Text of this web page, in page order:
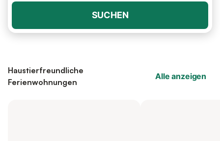
SUCHEN
Haustierfreundliche
Ferienwohnungen
Alle anzeigen